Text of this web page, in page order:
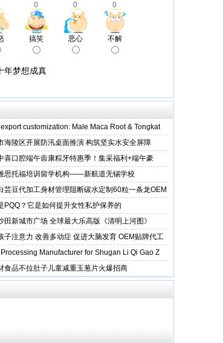
0 0 0
搞笑 恶心 不解
年梦想成真
customization: Male Maca Root & Tongkat
海陵区开展防汛桌面推演 构筑坚实水安全屏障
喜口腔端午齿康粽牙特惠季！集采福利+端午豪
出健康长寿牙！
思托福培训留学机构——新航道无锡学校
芸豆代加工身材管理阻断碳水定制60粒一条龙OEM
PQQ？它是如何提升女性私护保养的
田新城市广场 全球最大乐高版《清明上河图》
子注意力 改善多动症 促进大脑发育 OEM贴牌代工
Manufacturer for Shugan Li Qi Gao Z
食品不拉肚子儿童减重玉葱片火爆招商